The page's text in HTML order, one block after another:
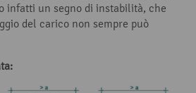
infatti un segno di instabilità, che
del carico non sempre può